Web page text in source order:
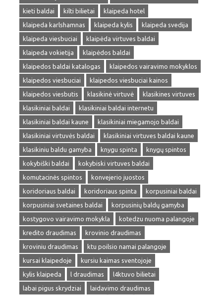
kieti baldai
kilti bilietai
klaipeda hotel
klaipeda karlshamnas
klaipeda kylis
klaipeda svedija
klaipeda viesbuciai
klaipėda virtuves baldai
klaipeda vokietija
klaipėdos baldai
klaipedos baldai katalogas
klaipedos vairavimo mokyklos
klaipedos viesbuciai
klaipedos viesbuciai kainos
klaipedos viesbutis
klasikinė virtuvė
klasikines virtuves
klasikiniai baldai
klasikiniai baldai internetu
klasikiniai baldai kaune
klasikiniai miegamojo baldai
klasikiniai virtuvės baldai
klasikiniai virtuves baldai kaune
klasikiniu baldu gamyba
knygu spinta
knygų spintos
kokybiški baldai
kokybiski virtuves baldai
komutacinės spintos
konvejerio juostos
koridoriaus baldai
koridoriaus spinta
korpusiniai baldai
korpusiniai svetaines baldai
korpusinių baldų gamyba
kostygovo vairavimo mokykla
kotedzu nuoma palangoje
kredito draudimas
krovinio draudimas
kroviniu draudimas
ktu poilsio namai palangoje
kursai klaipedoje
kursiu kaimas sventojoje
kylis klaipeda
l draudimas
l4ktuvo bilietai
labai pigus skrydziai
laidavimo draudimas